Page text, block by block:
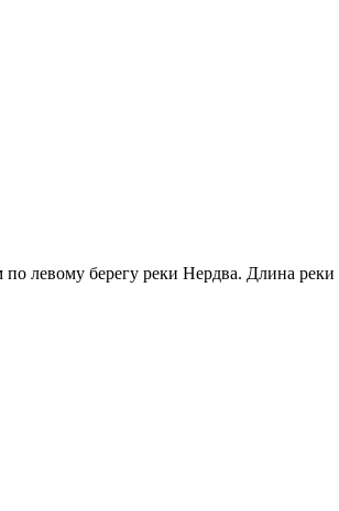
левому берегу реки Нердва. Длина реки